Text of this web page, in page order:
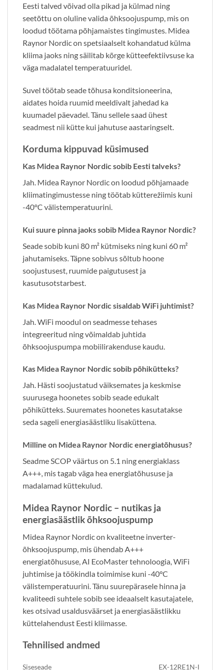
Eesti talved võivad olla pikad ja külmad ning
seetõttu on oluline valida õhksoojuspump, mis on
loodud töötama põhjamaistes tingimustes. Midea
Raynor Nordic on spetsiaalselt kohandatud külma
kliima jaoks ning säilitab kõrge kütteefektiivsuse ka
väga madalatel temperatuuridel.
Suvel töötab seade tõhusa konditsioneerina,
aidates hoida ruumid meeldivalt jahedad ka
kuumadel päevadel. Tänu sellele saad ühest
seadmest nii kütte kui jahutuse aastaringselt.
Korduma kippuvad küsimused
Kas Midea Raynor Nordic sobib Eesti talveks?
Jah. Midea Raynor Nordic on loodud põhjamaade
kliimatingimustesse ning töötab kütterežiimis kuni
-40°C välistemperatuurini.
Kui suure pinna jaoks sobib Midea Raynor Nordic?
Seade sobib kuni 80 m² kütmiseks ning kuni 60 m²
jahutamiseks. Täpne sobivus sõltub hoone
soojustusest, ruumide paigutusest ja
kasutusotstarbest.
Kas Midea Raynor Nordic sisaldab WiFi juhtimist?
Jah. WiFi moodul on seadmesse tehases
integreeritud ning võimaldab juhtida
õhksoojuspumpa mobiilirakenduse kaudu.
Kas Midea Raynor Nordic sobib põhikütteks?
Jah. Hästi soojustatud väiksemates ja keskmise
suurusega hoonetes sobib seade edukalt
põhikütteks. Suuremates hoonetes kasutatakse
seda sageli energiasäästliku lisaküttena.
Milline on Midea Raynor Nordic energiatõhusus?
Seadme SCOP väärtus on 5.1 ning energiaklass
A+++, mis tagab väga hea energiatõhususe ja
madalamad küttekulud.
Midea Raynor Nordic – nutikas ja
energiasäästlik õhksoojuspump
Midea Raynor Nordic on kvaliteetne inverter-
õhksoojuspump, mis ühendab A+++
energiatõhususe, AI EcoMaster tehnoloogia, WiFi
juhtimise ja töökindla toimimise kuni -40°C
välistemperatuurini. Tänu suurepärasele hinna ja
kvaliteedi suhtele sobib see ideaalselt kasutajatele,
kes otsivad usaldusväärset ja energiasäästlikku
küttelahendust Eesti kliimasse.
Tehnilised andmed
Siseseade EX-12RE1N-I